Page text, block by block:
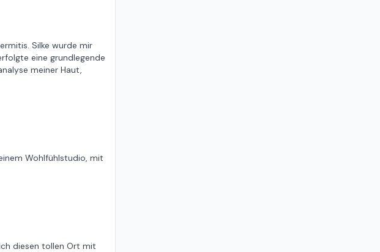
Silke wurde mir
eine grundlegende
meiner Haut,
Wohlfühlstudio, mit
diesen tollen Ort mit